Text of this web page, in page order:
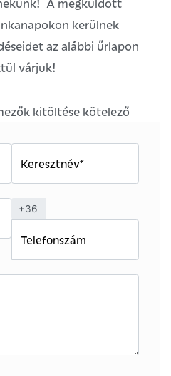
kerülnek
az alábbi űrlapon
várjuk!
kitöltése kötelező
+36